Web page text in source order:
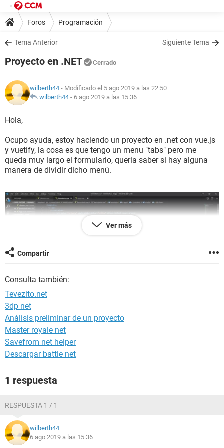
Foros Programación
Tema Anterior Siguiente Tema
Proyecto en .NET Cerrado
wilberth44 - Modificado el 5 ago 2019 a las 22:50
wilberth44 - 6 ago 2019 a las 15:36
Hola,
Ocupo ayuda, estoy haciendo un proyecto en .net con vue.js
y vuetify, la cosa es que tengo un menu "tabs" pero me
queda muy largo el formulario, queria saber si hay alguna
manera de dividir dicho menú.
Ver más
Compartir
Consulta también:
Tevezito.net
3dp net
Análisis preliminar de un proyecto
Master royale net
Savefrom net helper
Descargar battle net
1 respuesta
RESPUESTA 1 / 1
wilberth44
6 ago 2019 a las 15:36